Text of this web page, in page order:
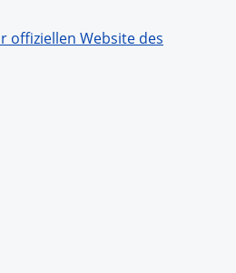
offiziellen Website des